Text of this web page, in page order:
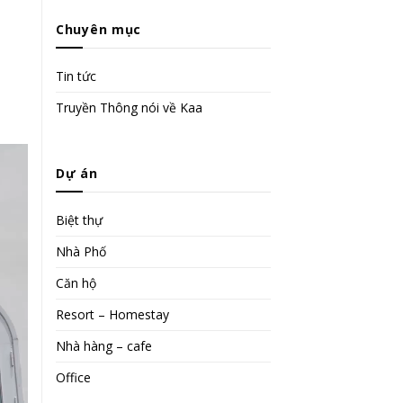
Chuyên mục
Tin tức
Truyền Thông nói về Kaa
Dự án
Biệt thự
Nhà Phố
Căn hộ
Resort – Homestay
Nhà hàng – cafe
Office